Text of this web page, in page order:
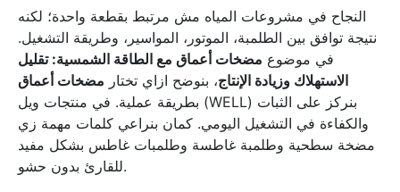
النجاح في مشروعات المياه مش مرتبط بقطعة واحدة؛ لكنه
نتيجة توافق بين الطلمبة، الموتور، المواسير، وطريقة التشغيل.
في موضوع مضخات أعماق مع الطاقة الشمسية: تقليل
الاستهلاك وزيادة الإنتاج، بنوضح ازاي تختار مضخات أعماق
بطريقة عملية. في منتجات ويل (WELL) بنركز على الثبات
والكفاءة في التشغيل اليومي. كمان بنراعي كلمات مهمة زي
مضخة سطحية وطلمبة غاطسة وطلمبات غاطس بشكل مفيد
للقارئ بدون حشو.